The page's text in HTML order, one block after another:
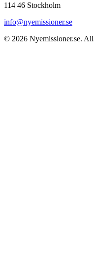
114 46 Stockholm
info@nyemissioner.se
© 2026 Nyemissioner.se.